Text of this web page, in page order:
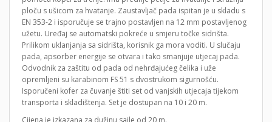
ploču s ušicom za hvatanje. Zaustavljač pada ispitan je u skladu s
EN 353-2 i isporučuje se trajno postavljen na 12 mm postavljenog
užetu. Uređaj se automatski pokreće u smjeru točke sidrišta.
Prilikom uklanjanja sa sidrišta, korisnik ga mora voditi. U slučaju
pada, apsorber energije se otvara i tako smanjuje utjecaj pada.
Odvodnik za zaštitu od pada od nehrđajućeg čelika i uže
opremljeni su karabinom FS 51 s dvostrukom sigurnošću.
Isporučeni kofer za čuvanje štiti set od vanjskih utjecaja tijekom
transporta i skladištenja. Set je dostupan na 10 i 20 m.